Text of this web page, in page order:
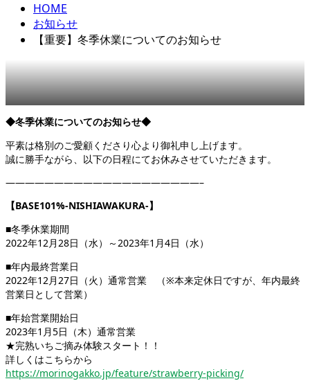
HOME
お知らせ
【重要】冬季休業についてのお知らせ
◆冬季休業についてのお知らせ◆
平素は格別のご愛顧くださり心より御礼申し上げます。
誠に勝手ながら、以下の日程にてお休みさせていただきます。
————————————————————–
【BASE101%-NISHIAWAKURA-】
■冬季休業期間
2022年12月28日（水）～2023年1月4日（水）
■年内最終営業日
2022年12月27日（火）通常営業 （※本来定休日ですが、年内最終
営業日として営業）
■年始営業開始日
2023年1月5日（木）通常営業
★完熟いちご摘み体験スタート！！
詳しくはこちらから
https://morinogakko.jp/feature/strawberry-picking/